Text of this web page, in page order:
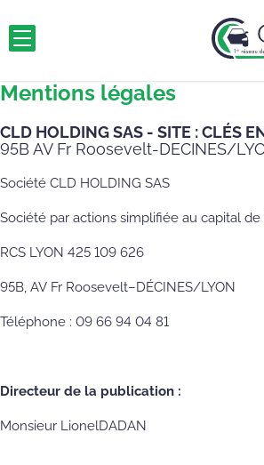
Mentions légales
CLD HOLDING SAS - SITE : CLÉS
95B AV Fr Roosevelt-DECINES/
Société CLD HOLDING SAS
Société par actions simplifiée au capital
RCS LYON 425 109 626
95B, AV Fr Roosevelt–DÉCINES/LYON
Téléphone : 09 66 94 04 81
Directeur de la publication :
Monsieur LionelDADAN